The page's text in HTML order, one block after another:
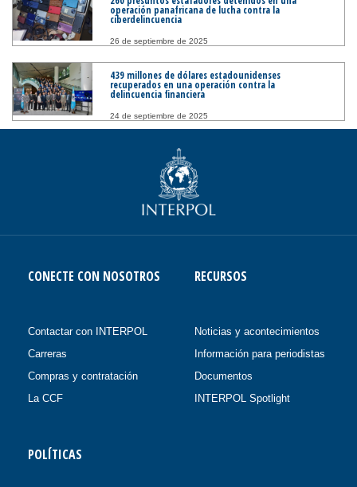
operación panafricana de lucha contra la
ciberdelincuencia
26 de septiembre de 2025
439 millones de dólares estadounidenses
recuperados en una operación contra la
delincuencia financiera
24 de septiembre de 2025
CONECTE CON NOSOTROS
Contactar con INTERPOL
Carreras
Compras y contratación
La CCF
RECURSOS
Noticias y acontecimientos
Información para periodistas
Documentos
INTERPOL Spotlight
POLÍTICAS